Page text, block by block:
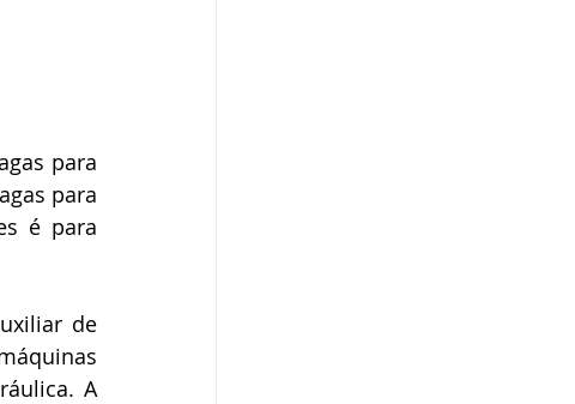
para
para
é para
de
A